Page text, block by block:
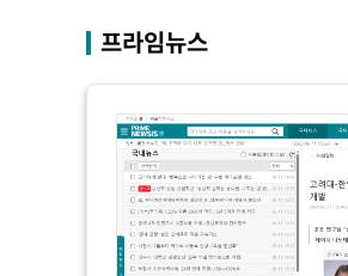
속보 4시간 전
속보 4시간 전
4시간 전 서울 낮 37.9도
4시간 전 [속보]종합특
6시간 전 [속보]코스닥,
프라임뉴스